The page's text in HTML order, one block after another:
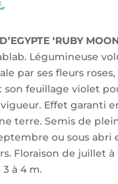
‘RUBY
Légumineuse
par ses fleurs roses,
son feuillage violet
Effet garanti
terre. Semis de
ou sous abri
Floraison de juillet à
à 4 m.